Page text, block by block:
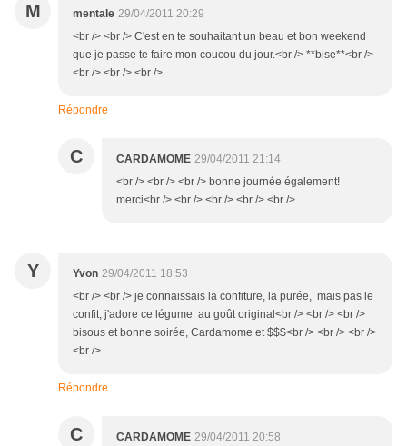
M mentale 29/04/2011 20:29
<br /> <br /> C'est en te souhaitant un beau et bon weekend
que je passe te faire mon coucou du jour.<br /> **bise**<br />
<br /> <br /> <br />
Répondre
C CARDAMOME 29/04/2011 21:14
<br /> <br /> <br /> bonne journée également!
merci<br /> <br /> <br /> <br /> <br />
Y Yvon 29/04/2011 18:53
<br /> <br /> je connaissais la confiture, la purée, mais pas le
confit; j'adore ce légume au goût original<br /> <br /> <br />
bisous et bonne soirée, Cardamome et $$$<br /> <br /> <br />
<br />
Répondre
C CARDAMOME 29/04/2011 20:58